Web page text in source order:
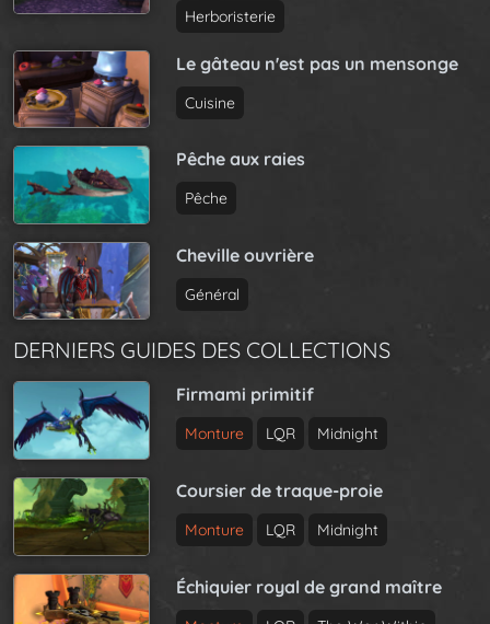
Herboristerie
Le gâteau n'est pas un mensonge
Cuisine
Pêche aux raies
Pêche
Cheville ouvrière
Général
DERNIERS GUIDES DES COLLECTIONS
Firmami primitif
Monture LQR Midnight
Coursier de traque-proie
Monture LQR Midnight
Échiquier royal de grand maître